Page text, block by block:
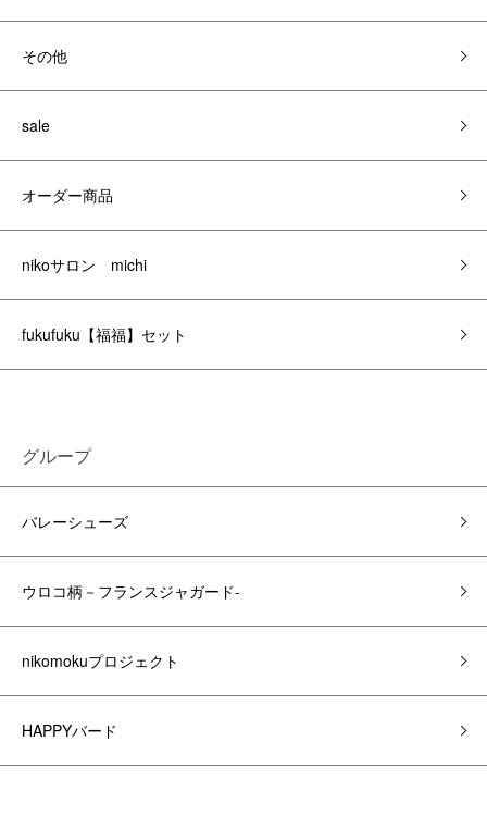
その他
sale
オーダー商品
nikoサロン michi
fukufuku【福福】セット
グループ
バレーシューズ
ウロコ柄－フランスジャガード-
nikomokuプロジェクト
HAPPYバード